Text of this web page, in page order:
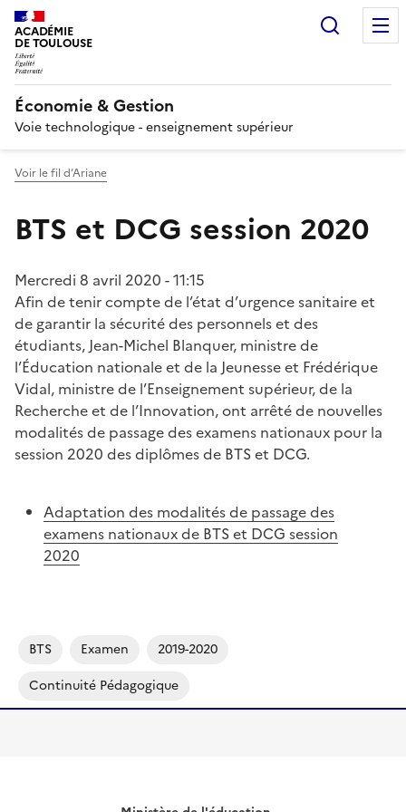
ACADÉMIE
DE TOULOUSE
Économie & Gestion
Voie technologique - enseignement supérieur
Voir le fil d’Ariane
BTS et DCG session 2020
Mercredi 8 avril 2020 - 11:15
Afin de tenir compte de l’état d’urgence sanitaire et
de garantir la sécurité des personnels et des
étudiants, Jean-Michel Blanquer, ministre de
l’Éducation nationale et de la Jeunesse et Frédérique
Vidal, ministre de l’Enseignement supérieur, de la
Recherche et de l’Innovation, ont arrêté de nouvelles
modalités de passage des examens nationaux pour la
session 2020 des diplômes de BTS et DCG.
Adaptation des modalités de passage des
examens nationaux de BTS et DCG session
2020
BTS Examen
2019-2020
Continuité Pédagogique